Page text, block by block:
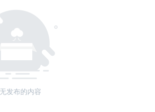
发布的内容